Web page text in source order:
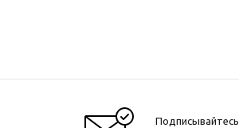
Подписывайтесь